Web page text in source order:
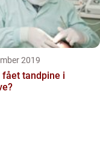
2019
fået tandpine i